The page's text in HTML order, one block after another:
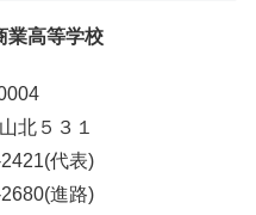
業高等学校
北５３１
代表)
進路)